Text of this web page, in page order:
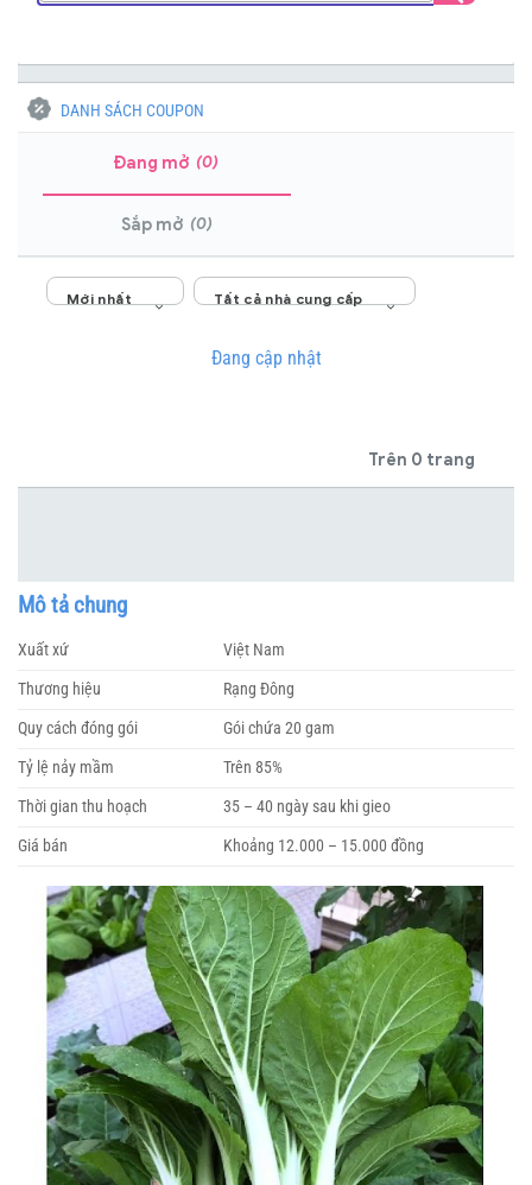
DANH SÁCH COUPON
Đang mở (0)
Sắp mở (0)
Mới nhất Tất cả nhà cung cấp
Đang cập nhật
Trên 0 trang
Mô tả chung
Xuất xứ
Việt Nam
Thương hiệu
Rạng Đông
Quy cách đóng gói
Gói chứa 20 gam
Tỷ lệ nảy mầm
Trên 85%
Thời gian thu hoạch
35 – 40 ngày sau khi gieo
Giá bán
Khoảng 12.000 – 15.000 đồng